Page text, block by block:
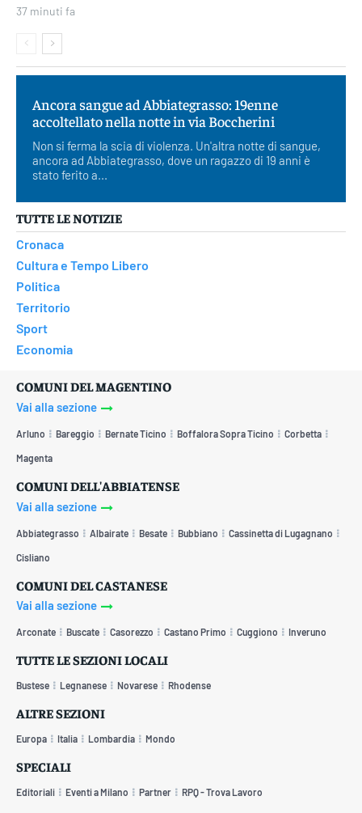
37 minuti fa
Ancora sangue ad Abbiategrasso: 19enne
accoltellato nella notte in via Boccherini
Non si ferma la scia di violenza. Un'altra notte di sangue,
ancora ad Abbiategrasso, dove un ragazzo di 19 anni è
stato ferito a...
TUTTE LE NOTIZIE
Cronaca
Cultura e Tempo Libero
Politica
Territorio
Sport
Economia
COMUNI DEL MAGENTINO
Vai alla sezione
Arluno Bareggio Bernate Ticino Boffalora Sopra Ticino Corbetta
Magenta
COMUNI DELL'ABBIATENSE
Vai alla sezione
Abbiategrasso Albairate Besate Bubbiano Cassinetta di Lugagnano
Cisliano
COMUNI DEL CASTANESE
Vai alla sezione
Arconate Buscate Casorezzo Castano Primo Cuggiono Inveruno
TUTTE LE SEZIONI LOCALI
Bustese Legnanese Novarese Rhodense
ALTRE SEZIONI
Europa Italia Lombardia Mondo
SPECIALI
Editoriali Eventi a Milano Partner RPQ - Trova Lavoro